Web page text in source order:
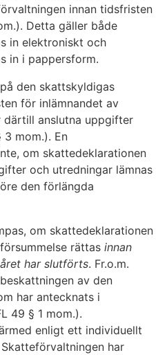
innan tidsfristen
Detta gäller både
in elektroniskt och
in i pappersform.
den skattskyldigas
för inlämnandet av
därtill anslutna uppgifter
3 mom.). En
om skattedeklarationen
och utredningar lämnas
den förlängda
om skattedeklarationen
rättas innan
har slutförts. Fr.o.m.
av den
har antecknats i
49 § 1 mom.).
enligt ett individuellt
har